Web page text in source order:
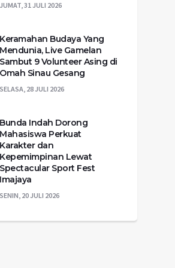
JUMAT, 31 JULI 2026
Keramahan Budaya Yang
Mendunia, Live Gamelan
Sambut 9 Volunteer Asing di
Omah Sinau Gesang
SELASA, 28 JULI 2026
Bunda Indah Dorong
Mahasiswa Perkuat
Karakter dan
Kepemimpinan Lewat
Spectacular Sport Fest
Imajaya
SENIN, 20 JULI 2026